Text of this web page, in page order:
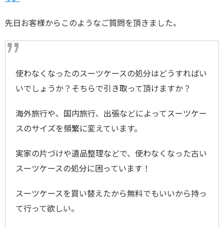
先日お客様からこのようなご質問を頂きました。
使わなくなったのスーツケースの処分はどうすればい
いでしょうか？そちらで引き取って頂けますか？
海外旅行や、国内旅行、出張などによってスーツケー
スのサイズを頻繁に変えています。
実家の片づけや遺品整理などで、使わなくなった古い
スーツケースの処分に困っています！
スーツケースを買い替えたから無料でもいいから持っ
て行って欲しい。